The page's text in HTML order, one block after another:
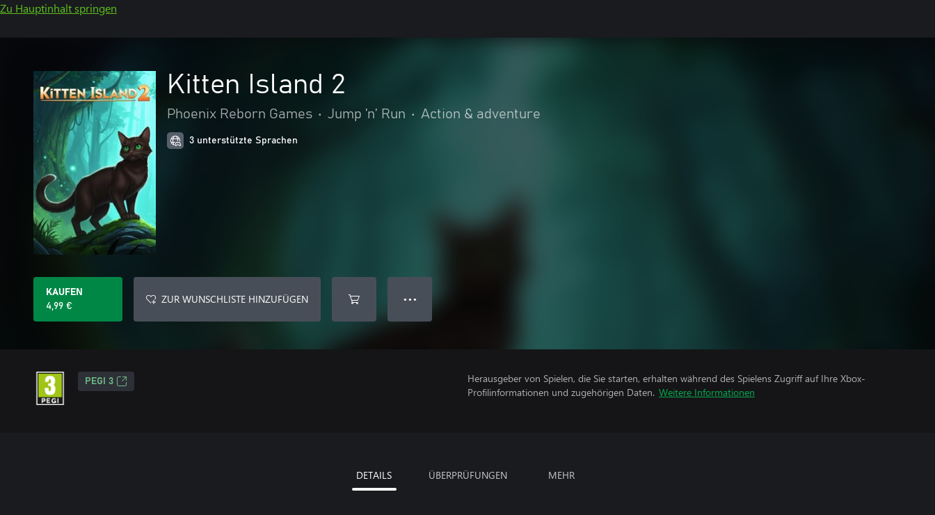
Zu Hauptinhalt springen
Kitten Island 2
Phoenix Reborn Games • Jump ’n’ Run • Action & adventure
3 unterstützte Sprachen
KAUFEN
4,99 €
ZUR WUNSCHLISTE HINZUFÜGEN ● ● ●
PEGI 3
Herausgeber von Spielen, die Sie starten, erhalten während des Spielens Zugriff auf Ihre Xbox-
Profilinformationen und zugehörigen Daten. Weitere Informationen
DETAILS ÜBERPRÜFUNGEN MEHR